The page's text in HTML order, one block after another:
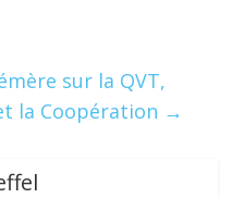
sur la QVT,
la Coopération →